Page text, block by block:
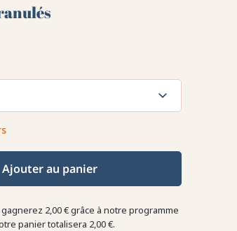
Ajouter au panier
2,00 €grâce à notre programme
panier totalisera 2,00 €.